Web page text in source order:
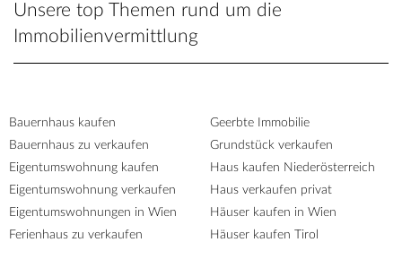
Unsere top Themen rund um die
Immobilienvermittlung
Bauernhaus kaufen
Bauernhaus zu verkaufen
Eigentumswohnung kaufen
Eigentumswohnung verkaufen
Eigentumswohnungen in Wien
Ferienhaus zu verkaufen
Geerbte Immobilie
Grundstück verkaufen
Haus kaufen Niederösterreich
Haus verkaufen privat
Häuser kaufen in Wien
Häuser kaufen Tirol